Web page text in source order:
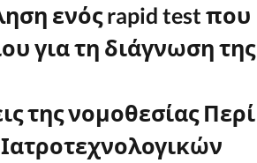
ενός rapid test που
για τη διάγνωση της
της νομοθεσίας Περί